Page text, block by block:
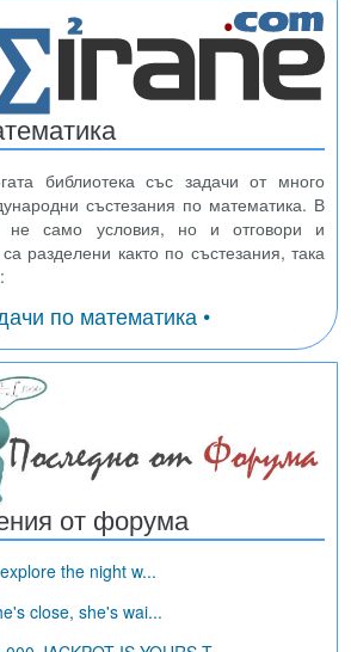
библиотека със задачи от много
състезания по математика. В
само условия, но и отговори и
разделени както по състезания, така
по математика •
от форума
the night w...
close, she's wai...